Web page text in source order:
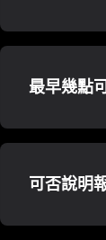
最早幾點
可否說明